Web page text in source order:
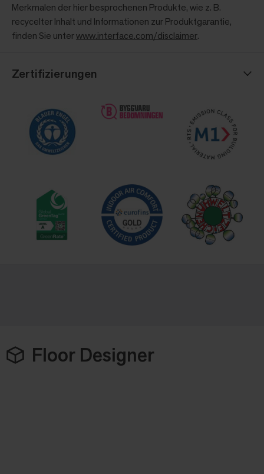
Merkmalen der hier besprochenen Produkte, wie z. B.
recycelter Inhalt und Informationen zur Produktgarantie,
finden Sie unterwww.interface.com/disclaimer.
Zertifizierungen
Floor Designer